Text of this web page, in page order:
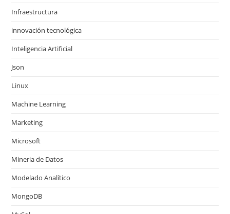
Infraestructura
innovación tecnológica
Inteligencia Artificial
Json
Linux
Machine Learning
Marketing
Microsoft
Mineria de Datos
Modelado Analítico
MongoDB